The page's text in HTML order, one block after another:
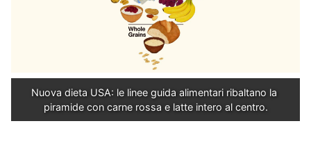
Nuova dieta USA: le linee guida alimentari ribaltano la
piramide con carne rossa e latte intero al centro.